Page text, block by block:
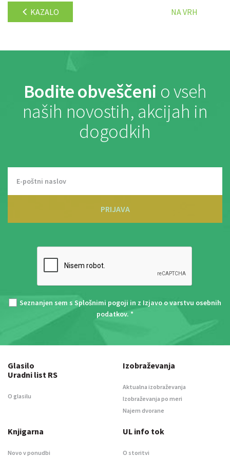
KAZALO NA VRH
Bodite obveščeni o vseh
naših novostih, akcijah in
dogodkih
PRIJAVA
Seznanjen sem s Splošnimi pogoji in z Izjavo o varstvu osebnih
podatkov. *
Glasilo
Uradni list RS
O glasilu
Izobraževanja
Aktualna izobraževanja
Izobraževanja po meri
Najem dvorane
Knjigarna
Novo v ponudbi
UL info tok
O storitvi